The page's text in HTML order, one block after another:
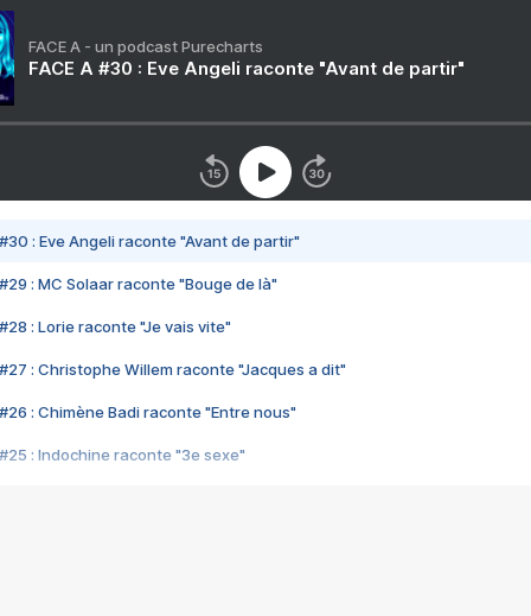
FACE A - un podcast Purecharts
FACE A #30 : Eve Angeli raconte "Avant de partir"
#30 : Eve Angeli raconte "Avant de partir"
#29 : MC Solaar raconte "Bouge de là"
#28 : Lorie raconte "Je vais vite"
#27 : Christophe Willem raconte "Jacques a dit"
#26 : Chimène Badi raconte "Entre nous"
#25 : Indochine raconte "3e sexe"